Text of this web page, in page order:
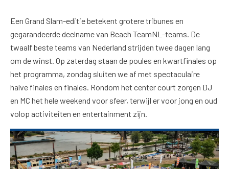
Een Grand Slam-editie betekent grotere tribunes en
gegarandeerde deelname van Beach TeamNL-teams. De
twaalf beste teams van Nederland strijden twee dagen lang
om de winst. Op zaterdag staan de poules en kwartfinales op
het programma, zondag sluiten we af met spectaculaire
halve finales en finales. Rondom het center court zorgen DJ
en MC het hele weekend voor sfeer, terwijl er voor jong en oud
volop activiteiten en entertainment zijn.